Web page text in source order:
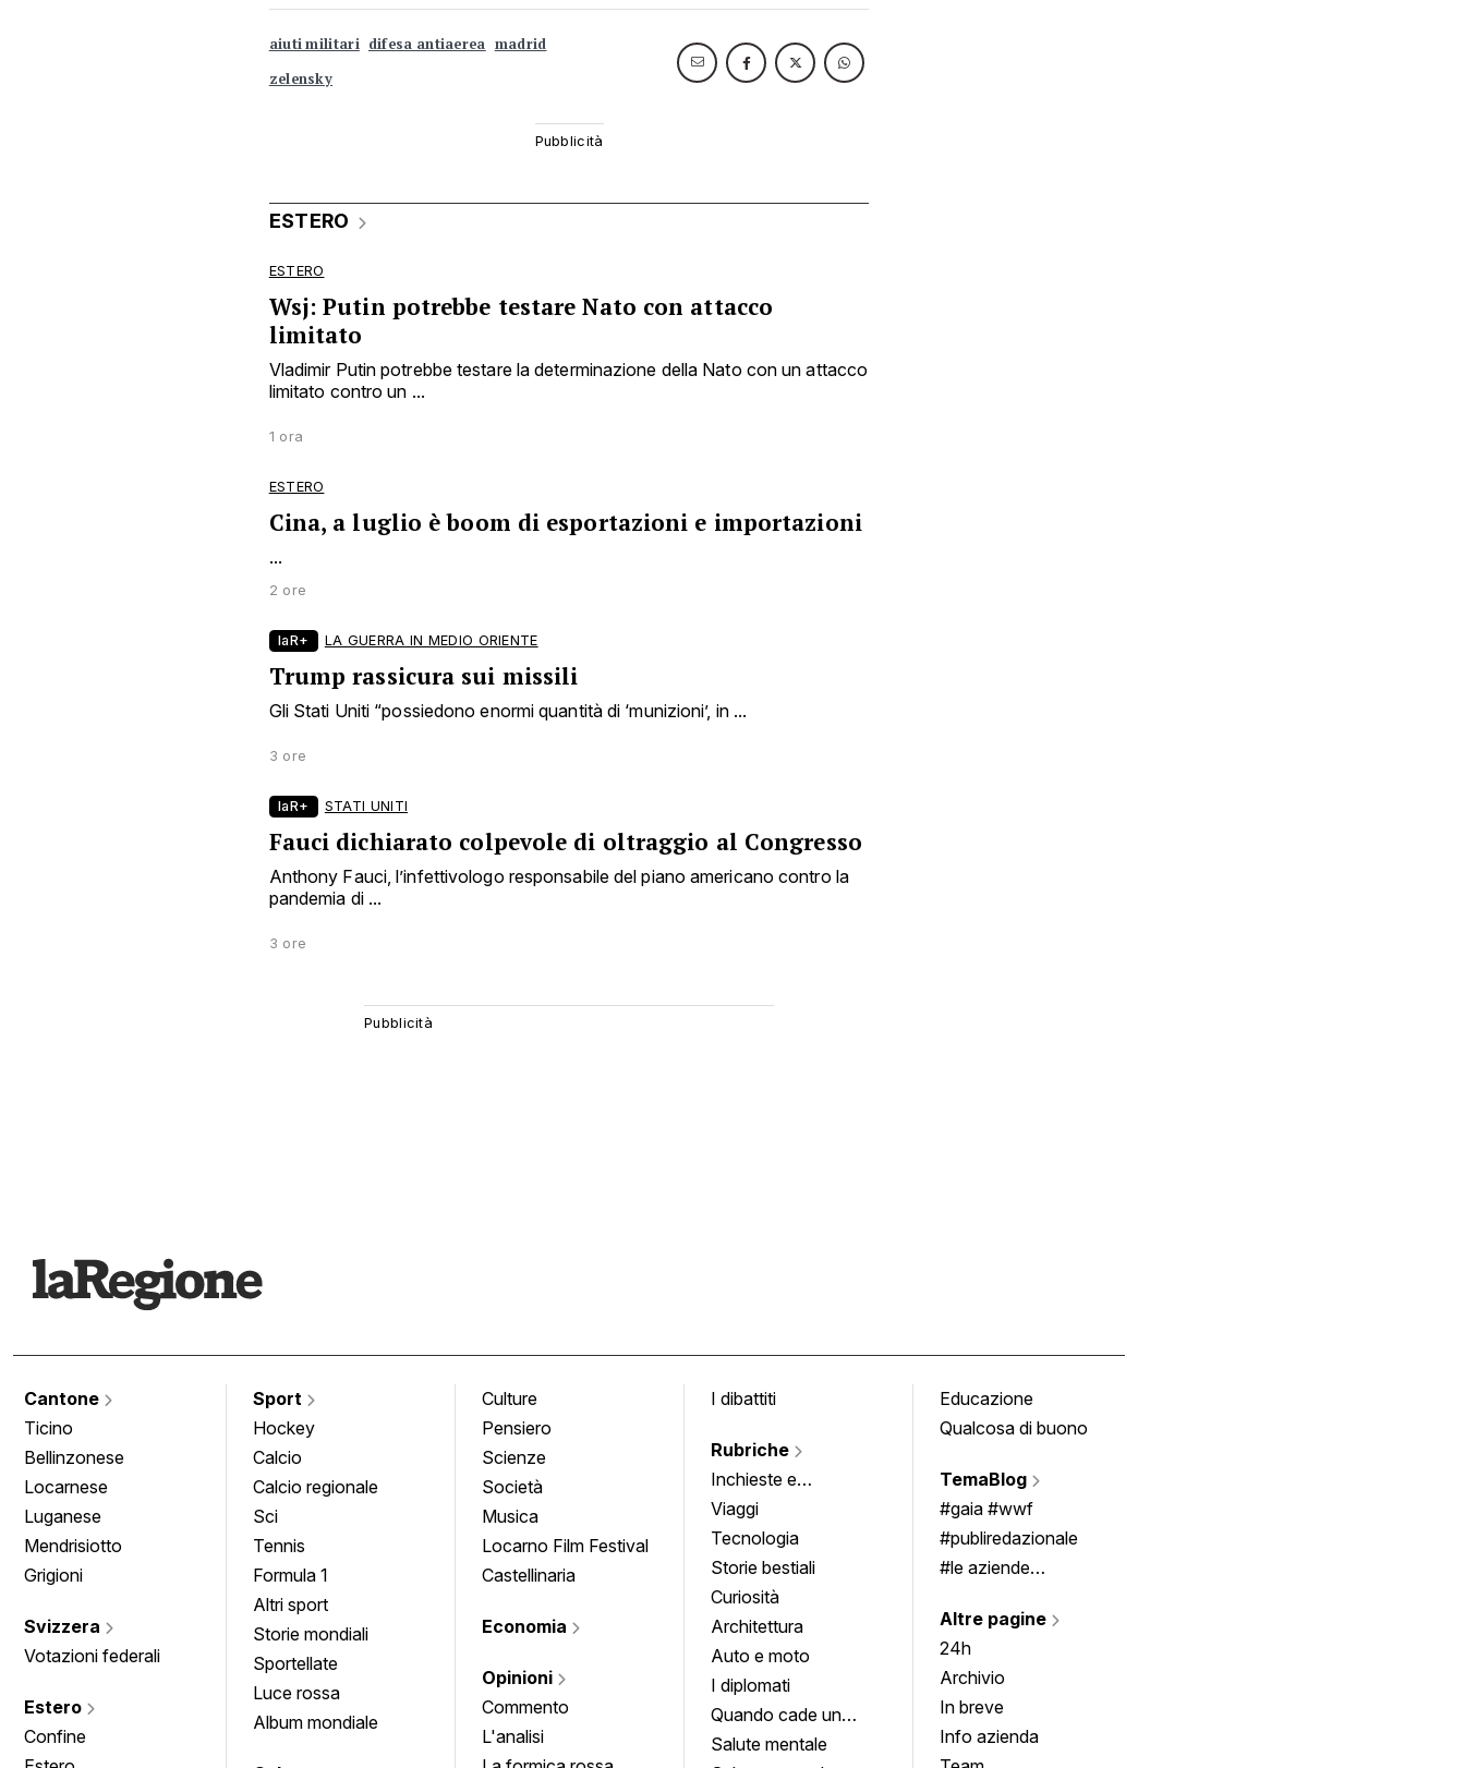
aiuti militari difesa antiaerea madrid
zelensky
ESTERO
ESTERO
Wsj: Putin potrebbe testare Nato con attacco
limitato
Vladimir Putin potrebbe testare la determinazione della Nato con un attacco
limitato contro un ...
1 ora
ESTERO
Cina, a luglio è boom di esportazioni e importazioni
...
2 ore
laR+ LA GUERRA IN MEDIO ORIENTE
Trump rassicura sui missili
Gli Stati Uniti “possiedono enormi quantità di ‘munizioni’, in ...
3 ore
laR+ STATI UNITI
Fauci dichiarato colpevole di oltraggio al Congresso
Anthony Fauci, l’infettivologo responsabile del piano americano contro la
pandemia di ...
3 ore
Cantone
Ticino
Bellinzonese
Locarnese
Luganese
Mendrisiotto
Grigioni
Svizzera
Votazioni federali
Estero
Confine
Sport
Hockey
Calcio
Calcio regionale
Sci
Tennis
Formula 1
Altri sport
Storie mondiali
Sportellate
Luce rossa
Album mondiale
Culture
Pensiero
Scienze
Società
Musica
Locarno Film Festival
Castellinaria
Economia
Opinioni
Commento
L'analisi
I dibattiti
Rubriche
Inchieste e
approfondimenti
Viaggi
Tecnologia
Storie bestiali
Curiosità
Architettura
Auto e moto
I diplomati
Quando cade un
quadro
Salute mentale
Educazione
Qualcosa di buono
TemaBlog
#gaia #wwf
#publiredazionale
#le aziende
Altre pagine
24h
Archivio
In breve
Info azienda